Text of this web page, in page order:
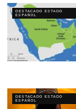
DESTACADO ESTADO
ESPAÑOL
DESTACADO ESTADO
ESPAÑOL